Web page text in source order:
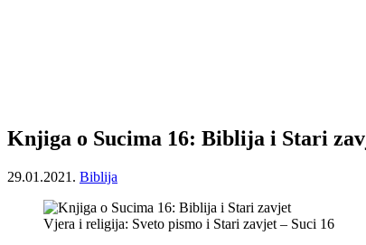
Knjiga o Sucima 16: Biblija i Stari
29.01.2021. Biblija
Vjera i religija: Sveto pismo i Stari zavjet – Suci 16